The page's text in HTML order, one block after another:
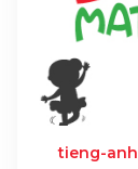
tieng-anh